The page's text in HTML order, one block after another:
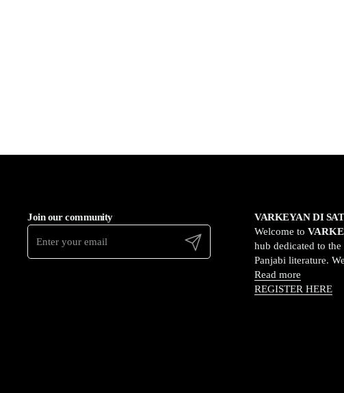
Join our community
Submit
VARKEYAN DI
Welcome to
hub dedicated to
Panjabi literature.
Read more
REGISTER HERE